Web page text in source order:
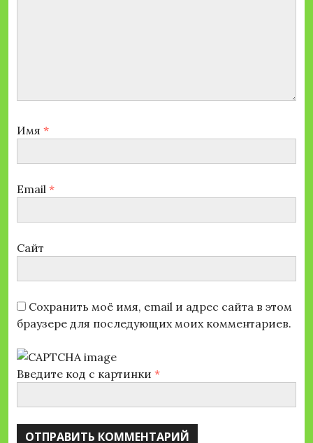
Имя *
Email *
Сайт
Сохранить моё имя, email и адрес сайта в этом
браузере для последующих моих комментариев.
Введите код с картинки *